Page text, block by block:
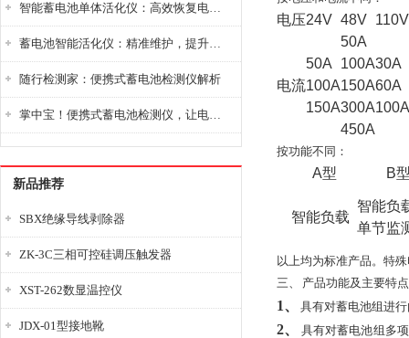
智能蓄电池单体活化仪：高效恢复电池性能，延长蓄电池使用寿命
蓄电池智能活化仪：精准维护，提升电池健康状态
随行检测家：便携式蓄电池检测仪解析
掌中宝！便携式蓄电池检测仪，让电池检测变得简单又快捷！
新品推荐
SBX绝缘导线剥除器
ZK-3C三相可控硅调压触发器
XST-262数显温控仪
JDX-01型接地靴
电压24V 48V 110V
电流
50A
100A
150A
50A
100A
150A
300A
450A
30A
60A
100A
按功能不同：
A型 B
智能负载
智能负
单节监
以上均为标准产品。特
三、
产品功能及主要特点
1、 具有对蓄电池组进
2、
具有对蓄电池组多